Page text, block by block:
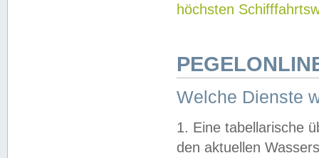
höchsten
Welche Dienste
1. Eine tabellarische
den aktuellen